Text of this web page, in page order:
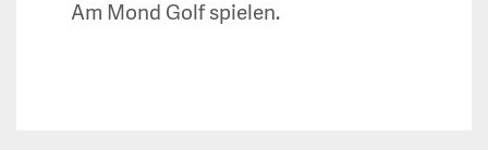
Am Mond Golf spielen.